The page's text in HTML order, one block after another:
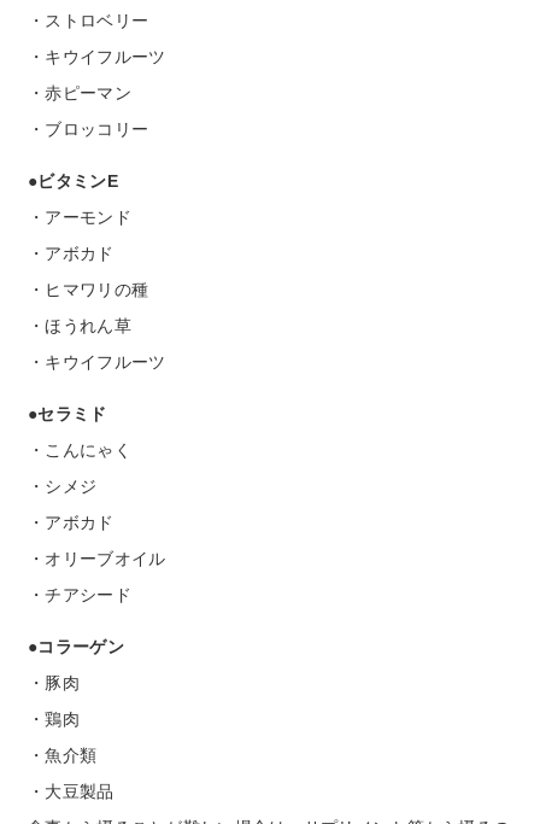
・ストロベリー
・キウイフルーツ
・赤ピーマン
・ブロッコリー
●ビタミンE
・アーモンド
・アボカド
・ヒマワリの種
・ほうれん草
・キウイフルーツ
●セラミド
・こんにゃく
・シメジ
・アボカド
・オリーブオイル
・チアシード
●コラーゲン
・豚肉
・鶏肉
・魚介類
・大豆製品